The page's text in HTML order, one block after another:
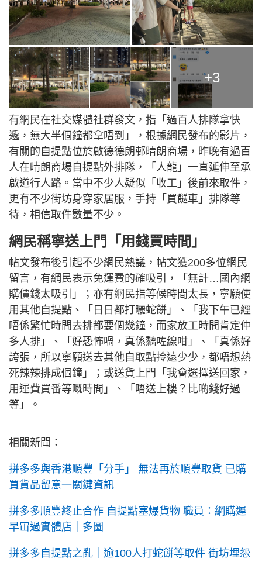
+3
有網民在社交媒體社群發文，指「過百人排隊拿快
遞，無大半個鐘都拿唔到」，根據網民發布的影片，
有關的自提點位於啟德德朗邨晴朗商場，昨晚有過百
人在晴朗商場自提點外排隊，「人龍」一直延伸至承
啟道行人路。當中不少人疑似「收工」後前來取件，
更有不少街坊身穿家居服，手持「買餸車」排隊等
待，相信取件數量不少。
網民稱寧送上門「用錢買時間」
帖文發布後引起不少網民熱議，帖文獲200多位網民
留言，有網民表示免運費的確吸引，「無計…國內網
購價錢太吸引」；亦有網民指等候時間太長，寧願使
用其他自提點、「日日都打曬蛇餅」、「我下午已經
唔係繁忙時間去排都要個幾鐘，而家放工時間肯定仲
多人排」、「好恐怖喎，真係黐咗線咁」、「真係好
誇張，所以寧願送去其他自取點拎遠少少，都唔想熱
死辣辣排成個鐘」；或送貨上門「我會選擇送回家，
用運費買番等嘅時間」、「唔送上樓？比啲錢好過
等」。
相關新聞：
拼多多與香港順豐「分手」 無法再於順豐取貨 已購
買貨品留意一關鍵資訊
拼多多順豐終止合作 自提點塞爆貨物 職員：網購遲
早冚過實體店｜多圖
拼多多自提點之亂｜逾100人打蛇餅等取件 街坊埋怨